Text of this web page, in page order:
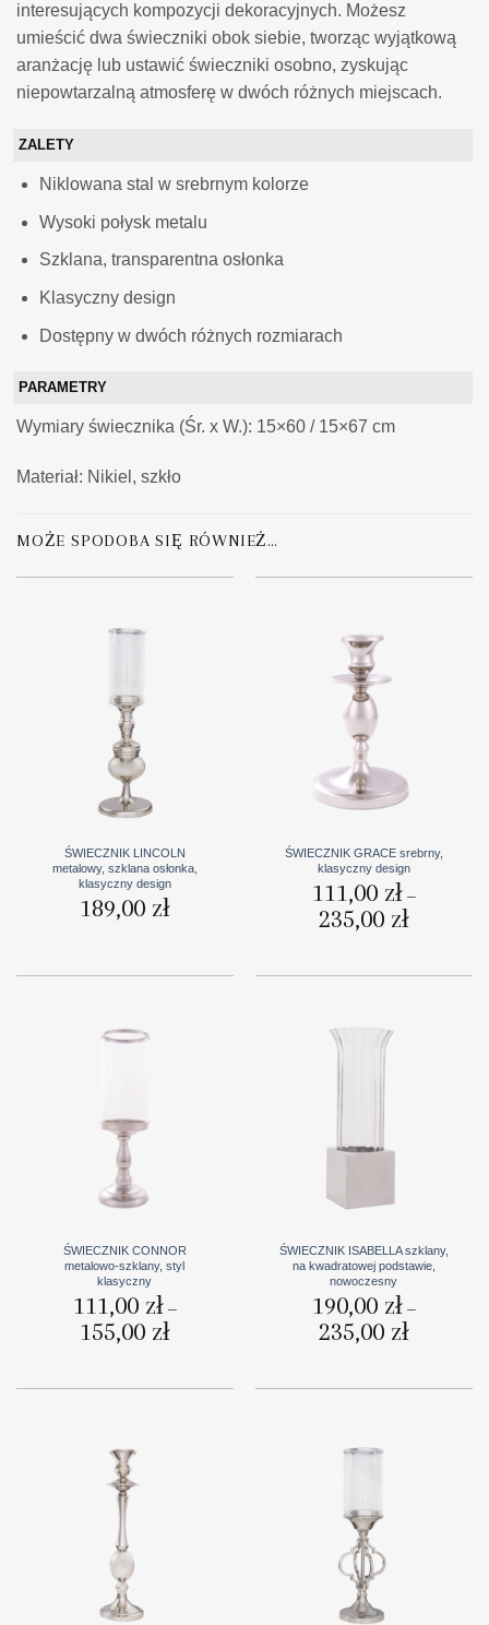
interesujących kompozycji dekoracyjnych. Możesz
umieścić dwa świeczniki obok siebie, tworząc wyjątkową
aranżację lub ustawić świeczniki osobno, zyskując
niepowtarzalną atmosferę w dwóch różnych miejscach.
ZALETY
Niklowana stal w srebrnym kolorze
Wysoki połysk metalu
Szklana, transparentna osłonka
Klasyczny design
Dostępny w dwóch różnych rozmiarach
PARAMETRY
Wymiary świecznika (Śr. x W.): 15×60 / 15×67 cm
Materiał: Nikiel, szkło
MOŻE SPODOBA SIĘ RÓWNIEŻ…
ŚWIECZNIK LINCOLN
metalowy, szklana osłonka,
klasyczny design
189,00 zł
ŚWIECZNIK GRACE srebrny,
klasyczny design
111,00 zł –
235,00 złcen:
ŚWIECZNIK CONNOR
metalowo-szklany, styl
klasyczny
111,00 zł –
155,00 złZakres
cen:
ŚWIECZNIK ISABELLA szklany,
na kwadratowej podstawie,
nowoczesny
190,00 zł –
235,00 złZakres
cen: